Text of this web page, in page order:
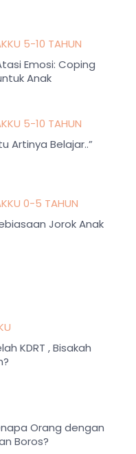
5-10 TAHUN
Emosi: Coping
Anak
5-10 TAHUN
Artinya Belajar..”
0-5 TAHUN
Jorok Anak
KDRT , Bisakah
Orang dengan
Boros?